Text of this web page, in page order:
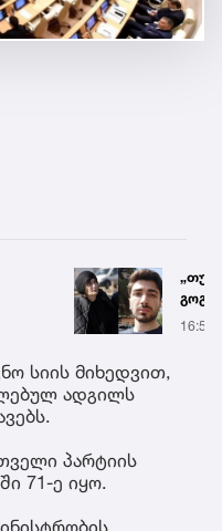
„თუ
16:55
სიის მიხედვით,
ადგილს
პარტიის
71-ე იყო.